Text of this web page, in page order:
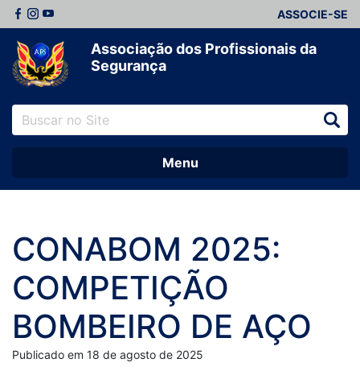
ASSOCIE-SE
Associação dos Profissionais da
Segurança
Menu
CONABOM 2025:
COMPETIÇÃO
BOMBEIRO DE AÇO
Publicado em 18 de agosto de 2025